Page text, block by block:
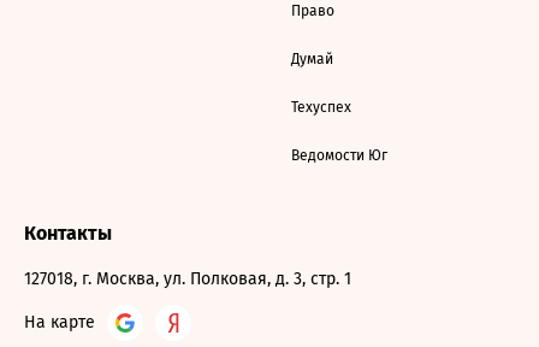
Право
Думай
Техуспех
Ведомости Юг
Контакты
127018, г. Москва, ул. Полковая, д. 3, стр. 1
На карте